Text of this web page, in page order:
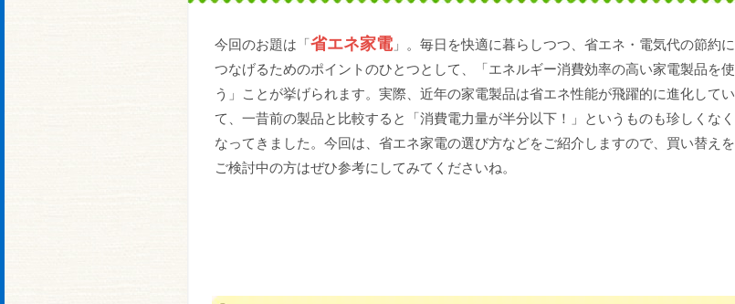
今回のお題は「省エネ家電」。毎日を快適に暮らしつつ、省エネ・電気代の節約に
つなげるためのポイントのひとつとして、「エネルギー消費効率の高い家電製品を使
う」ことが挙げられます。実際、近年の家電製品は省エネ性能が飛躍的に進化してい
て、一昔前の製品と比較すると「消費電力量が半分以下！」というものも珍しくなく
なってきました。今回は、省エネ家電の選び方などをご紹介しますので、買い替えを
ご検討中の方はぜひ参考にしてみてくださいね。